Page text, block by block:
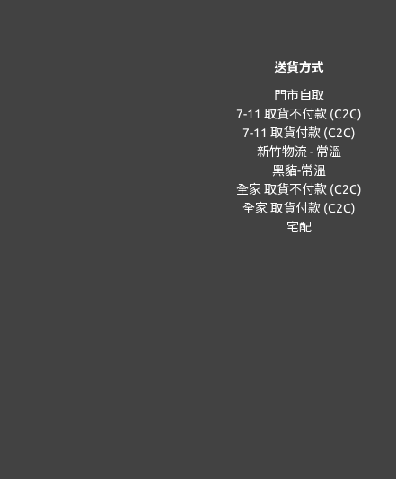
送貨方式
門市自取
7-11 取貨不付款 (C2C)
7-11 取貨付款 (C2C)
新竹物流 - 常溫
黑貓-常溫
全家 取貨不付款 (C2C)
全家 取貨付款 (C2C)
宅配